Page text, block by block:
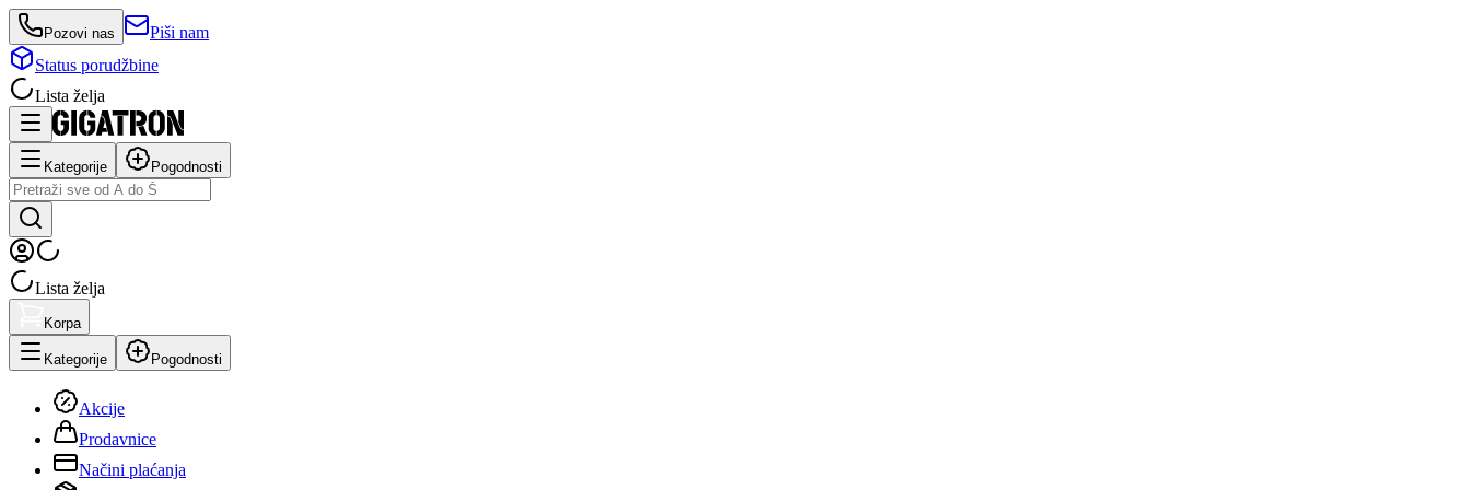
Pozovi nas
Piši nam
Status porudžbine
Lista želja
Kategorije Pogodnosti
Lista želja
Korpa
Kategorije Pogodnosti
Akcije
Prodavnice
Načini plaćanja